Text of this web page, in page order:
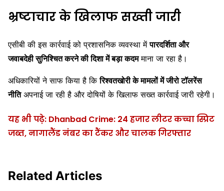
भ्रष्टाचार के खिलाफ सख्ती जारी
एसीबी की इस कार्रवाई को प्रशासनिक व्यवस्था मेंपारदर्शिता और
जवाबदेही सुनिश्चित करने की दिशा में बड़ा कदममाना जा रहा है।
अधिकारियों ने साफ किया है किरिश्वतखोरी के मामलों में जीरो टॉलरेंस
नीतिअपनाई जा रही है और दोषियों के खिलाफ सख्त कार्रवाई जारी रहेगी।
यह भी पढ़े: Dhanbad Crime: 24 हजार लीटर कच्चा स्प्रिट
जब्त, नागालैंड नंबर का टैंकर और चालक गिरफ्तार
Related Articles